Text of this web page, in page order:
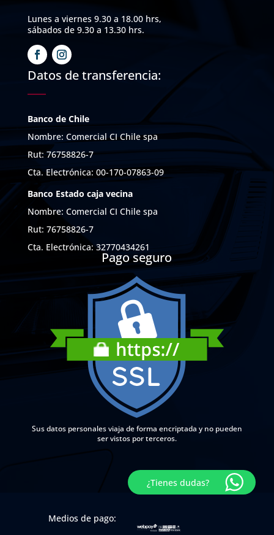
Lunes a viernes 9.30 a 18.00 hrs,
sábados de 9.30 a 13.30 hrs.
Datos de transferencia:
Banco de Chile
Nombre: Comercial CI Chile spa
Rut: 76758826-7
Cta. Electrónica: 00-170-07863-09
Banco Estado caja vecina
Nombre: Comercial CI Chile spa
Rut: 76758826-7
Cta. Electrónica: 32770434261
Pago seguro
Sus datos personales viaja de forma encriptada y no pueden
ser vistos por terceros.
Medios de pago:
¿Tienes dudas?